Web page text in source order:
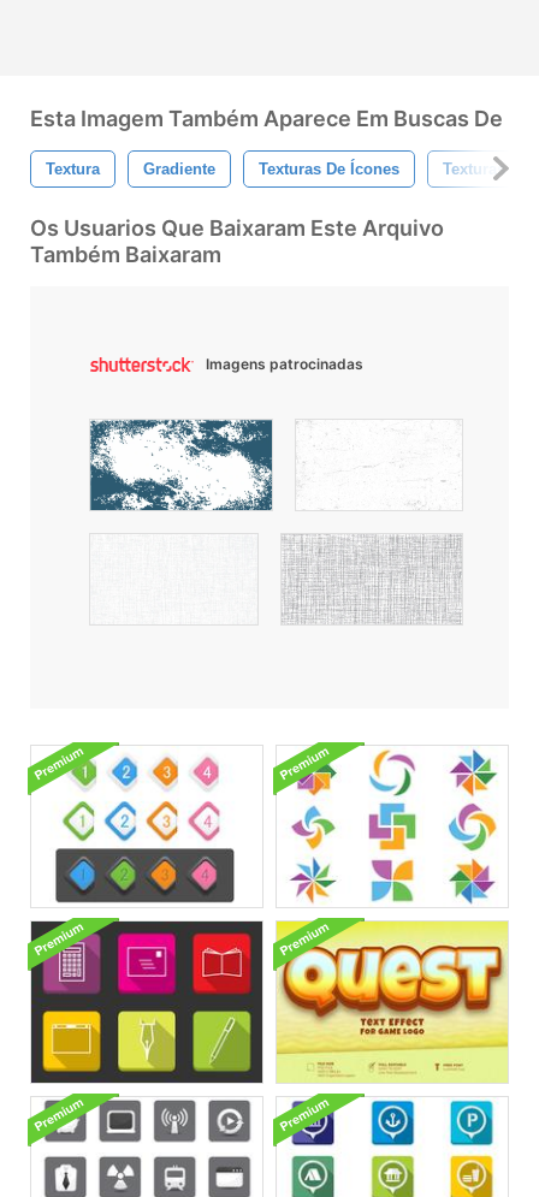
Esta Imagem Também Aparece Em Buscas De
Textura Gradiente Texturas De Ícones Texturas
Os Usuarios Que Baixaram Este Arquivo
Também Baixaram
Imagens patrocinadas